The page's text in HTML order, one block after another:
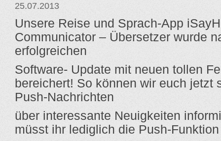
25.07.2013
Unsere Reise und Sprach-App
Communicator – Übersetzer wurde
erfolgreichen
Software- Update mit neuen tollen
bereichert! So können wir euch jetzt
Push-Nachrichten
über interessante Neuigkeiten
müsst ihr lediglich die Push-